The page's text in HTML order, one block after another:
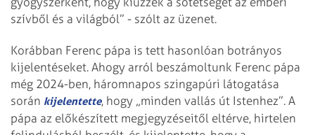
szívből és a világból” - szólt az üzenet.
Korábban Ferenc pápa is tett hasonlóan botrányos
kijelentéseket. Ahogy arról beszámoltunk Ferenc pápa
még 2024-ben, háromnapos szingapúri látogatása
során kijelentette, hogy „minden vallás út Istenhez”. A
pápa az előkészített megjegyzéseitől eltérve, hirtelen